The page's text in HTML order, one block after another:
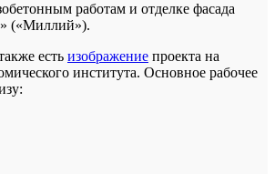
работам и отделке фасада
(«Миллий»).
есть изображение проекта на
института. Основное рабочее